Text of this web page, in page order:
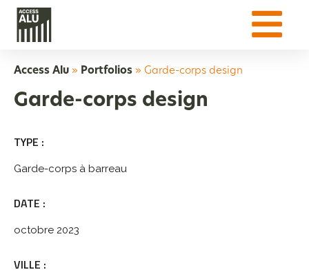
Access Alu » Portfolios » Garde-corps design
Garde-corps design
TYPE :
Garde-corps à barreau
DATE :
octobre 2023
VILLE :